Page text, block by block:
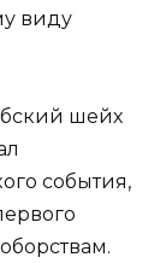
виду
шейх
события,